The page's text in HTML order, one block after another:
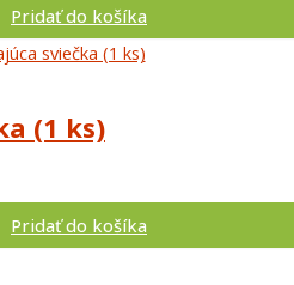
Pridať do košíka
(1 ks)
Pridať do košíka